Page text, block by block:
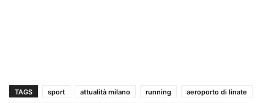
TAGS sport attualità milano running
aeroporto di linate